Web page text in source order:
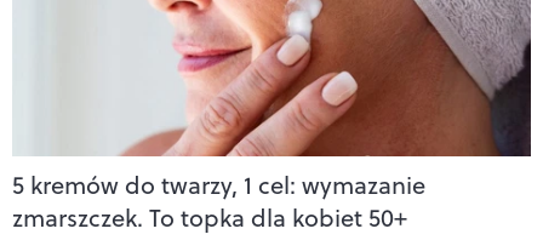
5 kremów do twarzy, 1 cel: wymazanie
zmarszczek. To topka dla kobiet 50+